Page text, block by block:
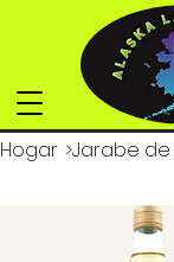
Hogar >Jarabe de